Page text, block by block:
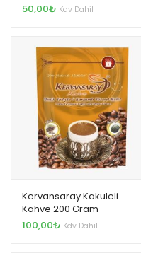
50,00₺ Kdv Dahil
Kervansaray Kakuleli
Kahve 200 Gram
100,00₺ Kdv Dahil